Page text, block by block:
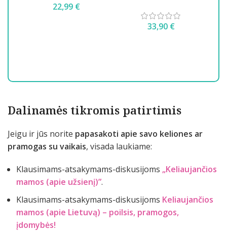
22,99 €
33,90 €
Dalinamės tikromis patirtimis
Jeigu ir jūs norite papasakoti apie savo keliones ar
pramogas su vaikais, visada laukiame:
Klausimams-atsakymams-diskusijoms „Keliaujančios
mamos (apie užsienį)”.
Klausimams-atsakymams-diskusijoms Keliaujančios
mamos (apie Lietuvą) – poilsis, pramogos,
įdomybės!